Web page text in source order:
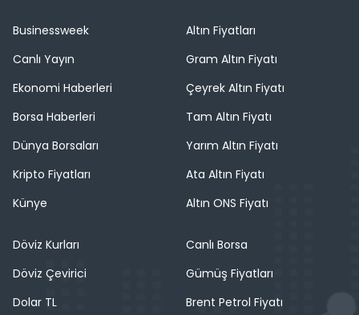
Businessweek
Canlı Yayın
Ekonomi Haberleri
Borsa Haberleri
Dünya Borsaları
Kripto Fiyatları
Künye
Altın Fiyatları
Gram Altın Fiyatı
Çeyrek Altın Fiyatı
Tam Altın Fiyatı
Yarım Altın Fiyatı
Ata Altın Fiyatı
Altın ONS Fiyatı
Döviz Kurları
Döviz Çevirici
Dolar TL
Canlı Borsa
Gümüş Fiyatları
Brent Petrol Fiyatı